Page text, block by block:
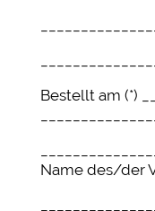
Bestellt am (*)
Name des/der